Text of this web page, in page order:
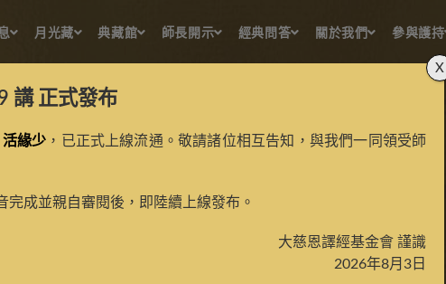
月光藏 典藏館 師長開示 經典問答 關於我們 參與護持
金剛作吽彩唐
講正式發布
活緣少 ，已正式上線流通。敬請諸位相互告知，與我們一同領受師
成並親自審閱後，即陸續上線發布。
大慈恩譯經基金會 謹識
2026年8月3日
X